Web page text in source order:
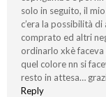
solo in seguito, il
c’era la possibilità
comprato ed altri
ordinarlo xkè
quel colore nn si
resto in attesa…
Reply